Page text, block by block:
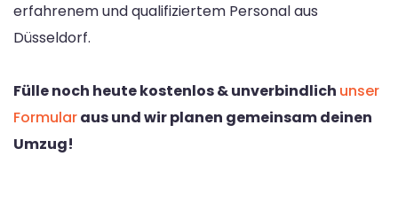
erfahrenem und qualifiziertem Personal aus
Düsseldorf.
Fülle noch heute kostenlos & unverbindlich unser
Formularaus und wir planen gemeinsam deinen
Umzug!